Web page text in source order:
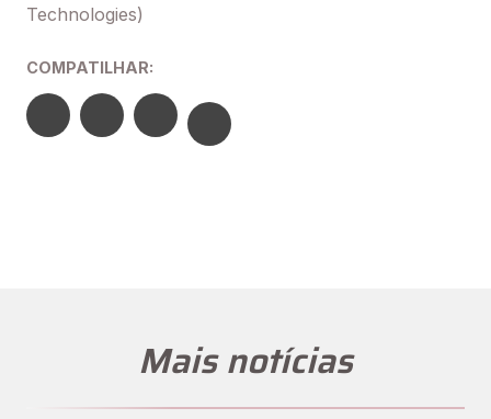
Technologies)
COMPATILHAR:
Mais notícias